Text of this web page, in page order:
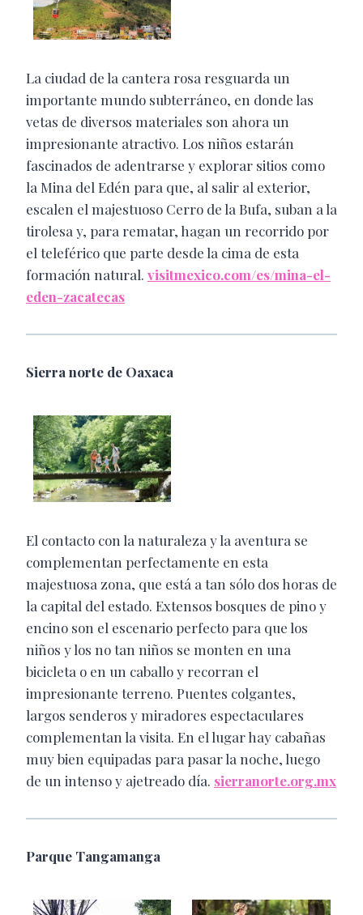
La ciudad de la cantera rosa resguarda un
importante mundo subterráneo, en donde las
vetas de diversos materiales son ahora un
impresionante atractivo. Los niños estarán
fascinados de adentrarse y explorar sitios como
la Mina del Edén para que, al salir al exterior,
escalen el majestuoso Cerro de la Bufa, suban a la
tirolesa y, para rematar, hagan un recorrido por
el teleférico que parte desde la cima de esta
formación natural. visitmexico.com/es/mina-el-
eden-zacatecas
Sierra norte de Oaxaca
El contacto con la naturaleza y la aventura se
complementan perfectamente en esta
majestuosa zona, que está a tan sólo dos horas de
la capital del estado. Extensos bosques de pino y
encino son el escenario perfecto para que los
niños y los no tan niños se monten en una
bicicleta o en un caballo y recorran el
impresionante terreno. Puentes colgantes,
largos senderos y miradores espectaculares
complementan la visita. En el lugar hay cabañas
muy bien equipadas para pasar la noche, luego
de un intenso y ajetreado día. sierranorte.org.mx
Parque Tangamanga